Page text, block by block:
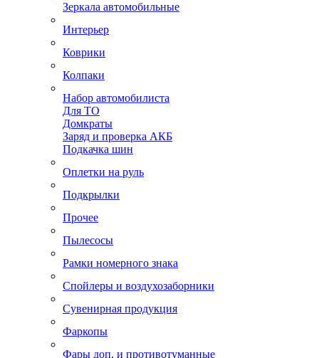
Зеркала автомобильные
Интерьер
Коврики
Колпаки
Набор автомобилиста
Для ТО
Домкраты
Заряд и проверка АКБ
Подкачка шин
Оплетки на руль
Подкрылки
Прочее
Пылесосы
Рамки номерного знака
Спойлеры и воздухозаборники
Сувенирная продукция
Фаркопы
Фары доп. и противотуманные